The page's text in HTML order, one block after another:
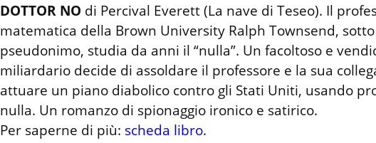
DOTTOR NO di Percival Everett (La nave di Teseo). Il
matematica della Brown University Ralph Townsend, sotto
pseudonimo, studia da anni il “nulla”. Un facoltoso e
miliardario decide di assoldare il professore e la sua
attuare un piano diabolico contro gli Stati Uniti, usando
nulla. Un romanzo di spionaggio ironico e satirico.
Per saperne di più: scheda libro.